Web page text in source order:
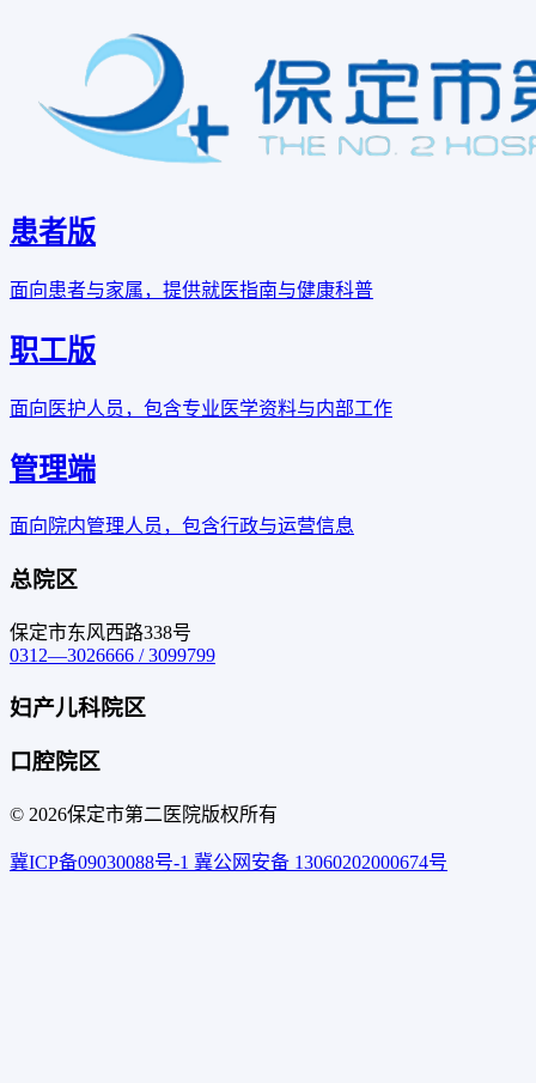
患者版
面向患者与家属，提供就医指南与健康科普
职工版
面向医护人员，包含专业医学资料与内部工作
管理端
面向院内管理人员，包含行政与运营信息
总院区
保定市东风西路338号
0312—3026666 / 3099799
妇产儿科院区
口腔院区
© 2026保定市第二医院版权所有
冀ICP备09030088号-1 冀公网安备 13060202000674号